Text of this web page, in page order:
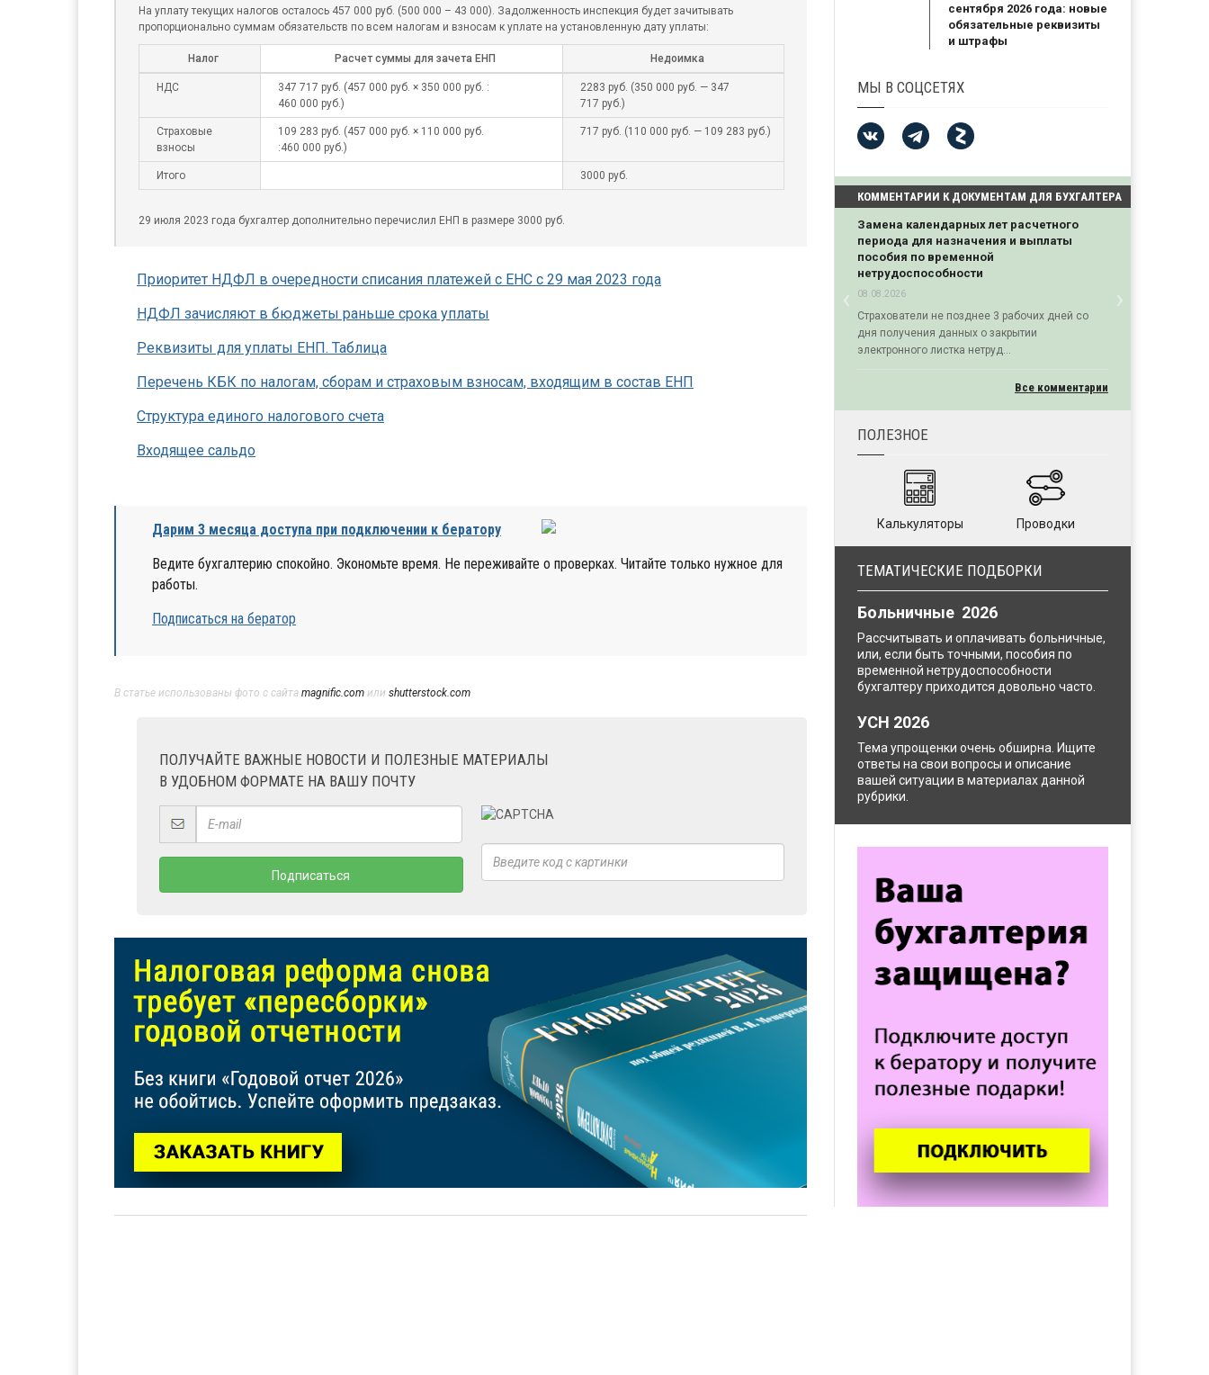
На уплату текущих налогов осталось 457 000 руб. (500 000 – 43 000). Задолженность инспекция будет зачитывать
пропорционально суммам обязательств по всем налогам и взносам к уплате на установленную дату уплаты:
Налог Расчет суммы для зачета ЕНП Недоимка
НДС
347 717 руб. (457 000 руб. × 350 000 руб. :
460 000 руб.)
2283 руб. (350 000 руб. — 347
717 руб.)
Страховые
взносы
109 283 руб. (457 000 руб. × 110 000 руб.
:460 000 руб.)
717 руб. (110 000 руб. — 109 283 руб.)
Итого 3000 руб.
29 июля 2023 года бухгалтер дополнительно перечислил ЕНП в размере 3000 руб.
Приоритет НДФЛ в очередности списания платежей с ЕНС с 29 мая 2023 года
НДФЛ зачисляют в бюджеты раньше срока уплаты
Реквизиты для уплаты ЕНП. Таблица
Перечень КБК по налогам, сборам и страховым взносам, входящим в состав ЕНП
Структура единого налогового счета
Входящее сальдо
Дарим 3 месяца доступа при подключении к бератору
Ведите бухгалтерию спокойно. Экономьте время. Не переживайте о проверках. Читайте только нужное для
работы.
Подписаться на бератор
В статье использованы фото с сайта magnific.com или shutterstock.com
ПОЛУЧАЙТЕ ВАЖНЫЕ НОВОСТИ И ПОЛЕЗНЫЕ МАТЕРИАЛЫ
В УДОБНОМ ФОРМАТЕ НА ВАШУ ПОЧТУ
сентября 2026 года: новые
обязательные реквизиты
и штрафы
МЫ В СОЦСЕТЯХ
КОММЕНТАРИИ К ДОКУМЕНТАМ ДЛЯ БУХГАЛТЕРА
Замена календарных лет расчетного
периода для назначения и выплаты
пособия по временной
нетрудоспособности
08.08.2026
Страхователи не позднее 3 рабочих дней со
дня получения данных о закрытии
электронного листка нетруд...
‹Previous ›Next
Все комментарии
ПОЛЕЗНОЕ
Калькуляторы Проводки
ТЕМАТИЧЕСКИЕ ПОДБОРКИ
Больничные 2026
Рассчитывать и оплачивать больничные,
или, если быть точными, пособия по
временной нетрудоспособности
бухгалтеру приходится довольно часто.
УСН 2026
Тема упрощенки очень обширна. Ищите
ответы на свои вопросы и описание
вашей ситуации в материалах данной
рубрики.